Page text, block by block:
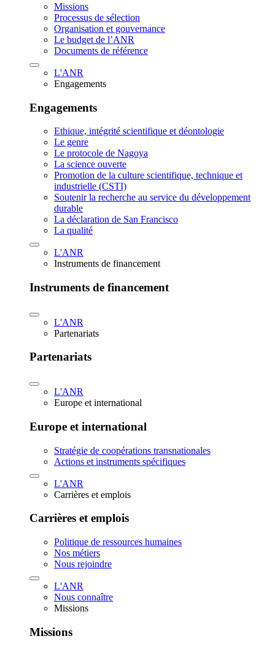
Missions
Processus de sélection
Organisation et gouvernance
Le budget de l’ANR
Documents de référence
L'ANR
Engagements
Engagements
Ethique, intégrité scientifique et déontologie
Le genre
Le protocole de Nagoya
La science ouverte
Promotion de la culture scientifique, technique et
industrielle (CSTI)
Soutenir la recherche au service du développement
durable
La déclaration de San Francisco
La qualité
L'ANR
Instruments de financement
Instruments de financement
L'ANR
Partenariats
Partenariats
L'ANR
Europe et international
Europe et international
Stratégie de coopérations transnationales
Actions et instruments spécifiques
L'ANR
Carrières et emplois
Carrières et emplois
Politique de ressources humaines
Nos métiers
Nous rejoindre
L'ANR
Nous connaître
Missions
Missions